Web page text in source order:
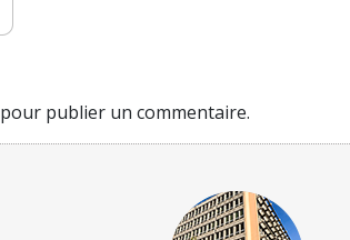
pour publier un commentaire.